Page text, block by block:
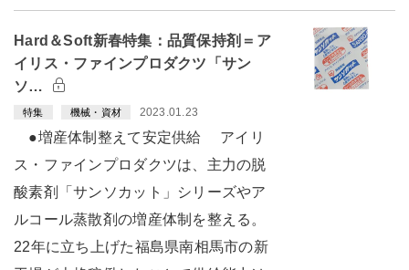
Hard＆Soft新春特集：品質保持剤＝ア
イリス・ファインプロダクツ「サン
ソ…
特集 機械・資材 2023.01.23
●増産体制整えて安定供給 アイリ
ス・ファインプロダクツは、主力の脱
酸素剤「サンソカット」シリーズやア
ルコール蒸散剤の増産体制を整える。
22年に立ち上げた福島県南相馬市の新